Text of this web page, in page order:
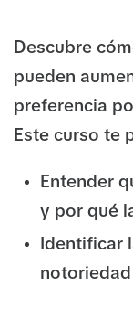
Descubre
pueden
preferencia
Este curso te
Entender
y por qué
Identificar
notoriedad